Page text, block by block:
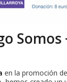
Somos
en la promoción